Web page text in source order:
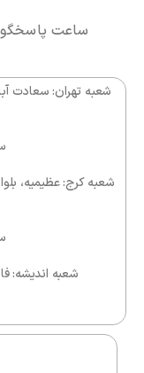
ساعت پاسخگویی: 9 الی 21 |
شعبه اندیشه: